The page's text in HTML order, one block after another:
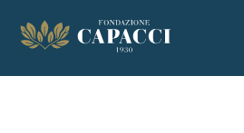
contenuto